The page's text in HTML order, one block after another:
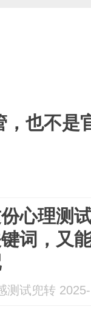
也不是
心理测
词，又
测试兜转